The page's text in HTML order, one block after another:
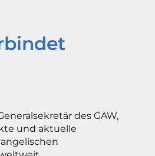
des GAW,
und aktuelle